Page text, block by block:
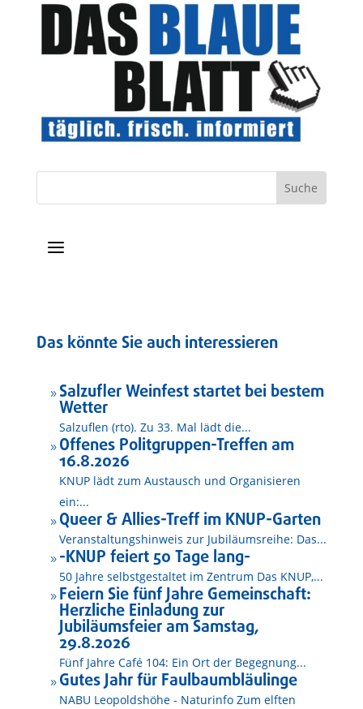
a
Das könnte Sie auch interessieren
9 Salzufler Weinfest startet bei bestem
Wetter
Salzuflen (rto). Zu 33. Mal lädt die...
9 Offenes Politgruppen-Treffen am
16.8.2026
KNUP lädt zum Austausch und Organisieren
ein:...
9 Queer & Allies-Treff im KNUP-Garten
Veranstaltungshinweis zur Jubiläumsreihe: Das...
9 -KNUP feiert 50 Tage lang-
50 Jahre selbstgestaltet im Zentrum Das KNUP,...
9 Feiern Sie fünf Jahre Gemeinschaft:
Herzliche Einladung zur
Jubiläumsfeier am Samstag,
29.8.2026
Fünf Jahre Café 104: Ein Ort der Begegnung...
9 Gutes Jahr für Faulbaumbläulinge
NABU Leopoldshöhe - Naturinfo Zum elften